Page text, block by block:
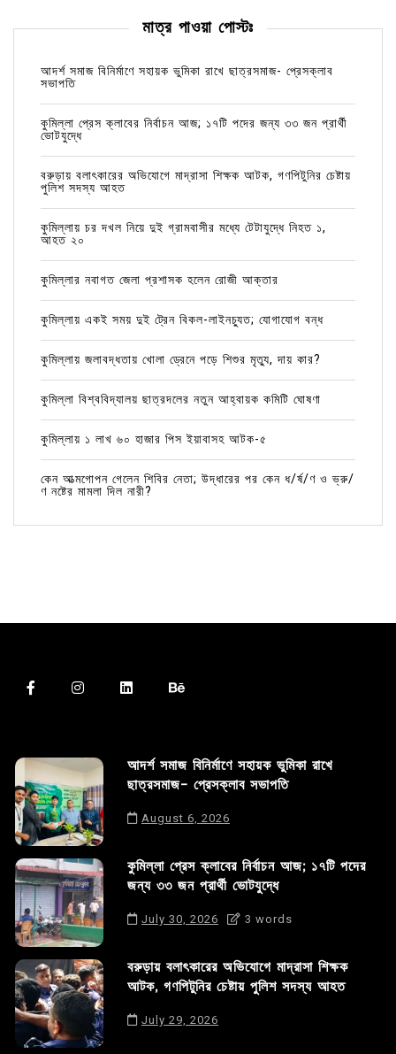
মাত্র পাওয়া পোস্টঃ
আদর্শ সমাজ বিনির্মাণে সহায়ক ভুমিকা রাখে ছাত্রসমাজ- প্রেসক্লাব
সভাপতি
কুমিল্লা প্রেস ক্লাবের নির্বাচন আজ; ১৭টি পদের জন্য ৩৩ জন প্রার্থী
ভোটযুদ্ধে
বরুড়ায় বলাৎকারের অভিযোগে মাদ্রাসা শিক্ষক আটক, গণপিটুনির চেষ্টায়
পুলিশ সদস্য আহত
কুমিল্লায় চর দখল নিয়ে দুই গ্রামবাসীর মধ্যে টেটাযুদ্ধে নিহত ১,
আহত ২০
কুমিল্লার নবাগত জেলা প্রশাসক হলেন রোজী আক্তার
কুমিল্লায় একই সময় দুই ট্রেন বিকল-লাইনচ্যুত; যোগাযোগ বন্ধ
কুমিল্লায় জলাবদ্ধতায় খোলা ড্রেনে পড়ে শিশুর মৃত্যু, দায় কার?
কুমিল্লা বিশ্ববিদ্যালয় ছাত্রদলের নতুন আহ্বায়ক কমিটি ঘোষণা
কুমিল্লায় ১ লাখ ৬০ হাজার পিস ইয়াবাসহ আটক-৫
কেন আত্মগোপন গেলেন শিবির নেতা; উদ্ধারের পর কেন ধ/র্ষ/ণ ও ভ্রু/
ণ নষ্টের মামলা দিল নারী?
আদর্শ সমাজ বিনির্মাণে সহায়ক ভুমিকা রাখে
ছাত্রসমাজ- প্রেসক্লাব সভাপতি
August 6, 2026
কুমিল্লা প্রেস ক্লাবের নির্বাচন আজ; ১৭টি পদের
জন্য ৩৩ জন প্রার্থী ভোটযুদ্ধে
July 30, 2026 3 words
বরুড়ায় বলাৎকারের অভিযোগে মাদ্রাসা শিক্ষক
আটক, গণপিটুনির চেষ্টায় পুলিশ সদস্য আহত
July 29, 2026